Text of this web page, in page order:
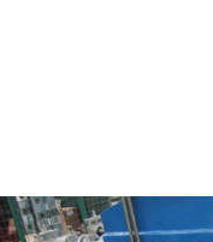
السقف والجدران